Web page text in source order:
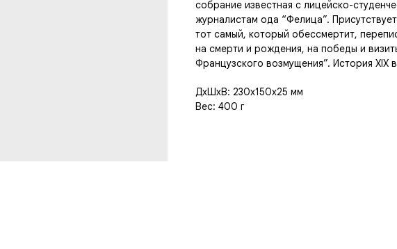
собрание известная с лицейско-
журналистам ода “Фелица”.
тот самый, который обессмертит,
на смерти и рождения, на победы и
Французского возмущения”. История XIX
ДxШxВ: 230x150x25 мм
Вес: 400 г